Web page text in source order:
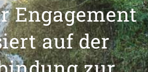
Engagement
auf der